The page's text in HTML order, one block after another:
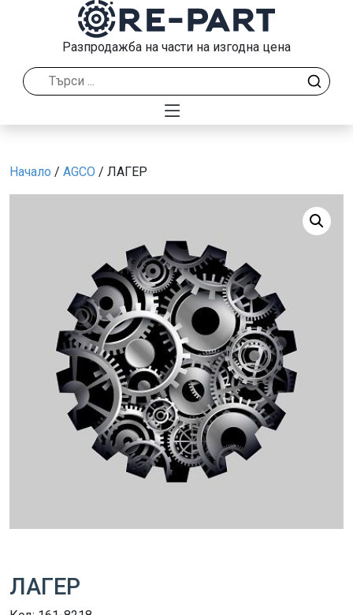
Разпродажба на части на изгодна цена
Начало / AGCO / ЛАГЕР
ЛАГЕР